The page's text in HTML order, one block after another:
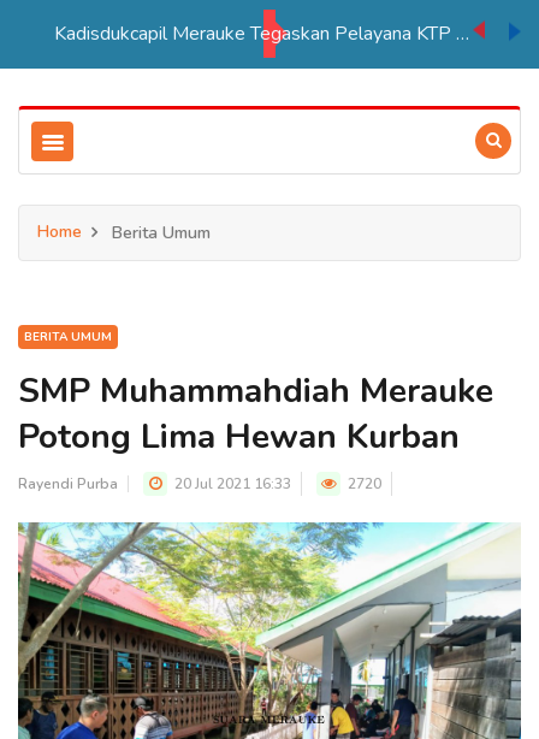
Kadisdukcapil Merauke Tegaskan Pelayana KTP Sesuai SOP
Home Berita Umum
BERITA UMUM
SMP Muhammahdiah Merauke
Potong Lima Hewan Kurban
Rayendi Purba 20 Jul 2021 16:33 2720